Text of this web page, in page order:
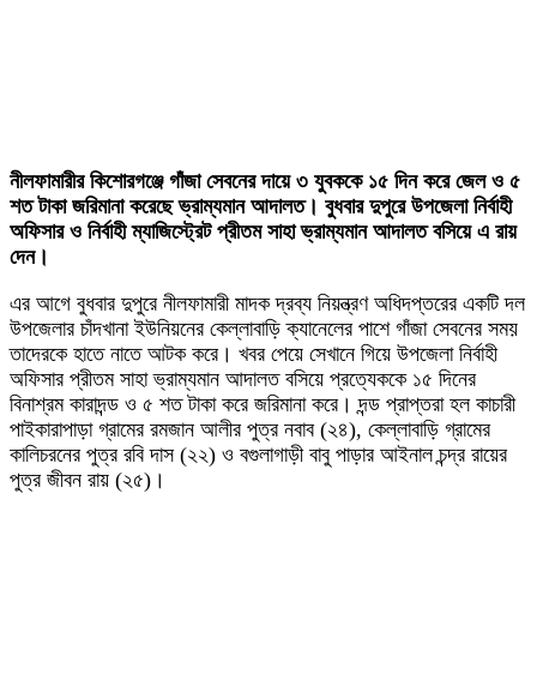
নীলফামারীর কিশোরগঞ্জে গাঁজা সেবনের দায়ে ৩ যুবককে ১৫ দিন করে জেল ও ৫
শত টাকা জরিমানা করেছে ভ্রাম্যমান আদালত। বুধবার দুপুরে উপজেলা নির্বাহী
অফিসার ও নির্বাহী ম্যাজিস্ট্রেট প্রীতম সাহা ভ্রাম্যমান আদালত বসিয়ে এ রায়
দেন।
এর আগে বুধবার দুপুরে নীলফামারী মাদক দ্রব্য নিয়ন্ত্রণ অধিদপ্তরের একটি দল
উপজেলার চাঁদখানা ইউনিয়নের কেল্লাবাড়ি ক্যানেলের পাশে গাঁজা সেবনের সময়
তাদেরকে হাতে নাতে আটক করে। খবর পেয়ে সেখানে গিয়ে উপজেলা নির্বাহী
অফিসার প্রীতম সাহা ভ্রাম্যমান আদালত বসিয়ে প্রত্যেককে ১৫ দিনের
বিনাশ্রম কারাদন্ড ও ৫ শত টাকা করে জরিমানা করে। দন্ড প্রাপ্তরা হল কাচারী
পাইকারাপাড়া গ্রামের রমজান আলীর পুত্র নবাব (২৪), কেল্লাবাড়ি গ্রামের
কালিচরনের পুত্র রবি দাস (২২) ও বগুলাগাড়ী বাবু পাড়ার আইনাল চন্দ্র রায়ের
পুত্র জীবন রায় (২৫)।